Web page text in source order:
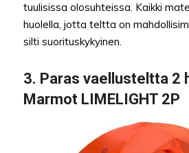
tuulisissa olosuhteissa. Kaikki
huolella, jotta teltta on
silti suorituskykyinen.
3. Paras vaellusteltta 2
Marmot LIMELIGHT 2P